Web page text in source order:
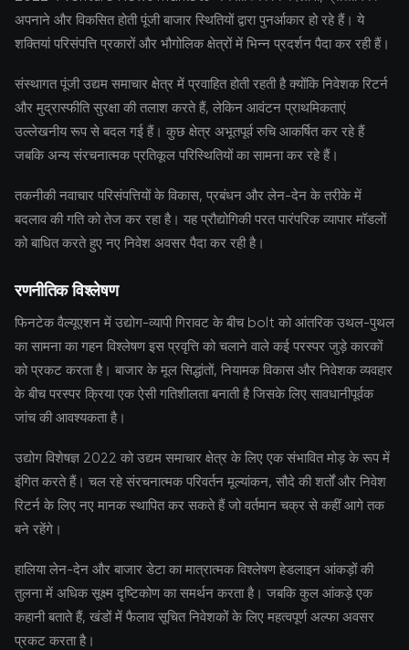
अपनाने और विकसित होती पूंजी बाजार स्थितियों द्वारा पुनर्आकार हो रहे हैं। ये
शक्तियां परिसंपत्ति प्रकारों और भौगोलिक क्षेत्रों में भिन्न प्रदर्शन पैदा कर रही हैं।
संस्थागत पूंजी उद्यम समाचार क्षेत्र में प्रवाहित होती रहती है क्योंकि निवेशक रिटर्न
और मुद्रास्फीति सुरक्षा की तलाश करते हैं, लेकिन आवंटन प्राथमिकताएं
उल्लेखनीय रूप से बदल गई हैं। कुछ क्षेत्र अभूतपूर्व रुचि आकर्षित कर रहे हैं
जबकि अन्य संरचनात्मक प्रतिकूल परिस्थितियों का सामना कर रहे हैं।
तकनीकी नवाचार परिसंपत्तियों के विकास, प्रबंधन और लेन-देन के तरीके में
बदलाव की गति को तेज कर रहा है। यह प्रौद्योगिकी परत पारंपरिक व्यापार मॉडलों
को बाधित करते हुए नए निवेश अवसर पैदा कर रही है।
रणनीतिक विश्लेषण
फिनटेक वैल्यूएशन में उद्योग-व्यापी गिरावट के बीच bolt को आंतरिक उथल-पुथल
का सामना का गहन विश्लेषण इस प्रवृत्ति को चलाने वाले कई परस्पर जुड़े कारकों
को प्रकट करता है। बाजार के मूल सिद्धांतों, नियामक विकास और निवेशक व्यवहार
के बीच परस्पर क्रिया एक ऐसी गतिशीलता बनाती है जिसके लिए सावधानीपूर्वक
जांच की आवश्यकता है।
उद्योग विशेषज्ञ 2022 को उद्यम समाचार क्षेत्र के लिए एक संभावित मोड़ के रूप में
इंगित करते हैं। चल रहे संरचनात्मक परिवर्तन मूल्यांकन, सौदे की शर्तों और निवेश
रिटर्न के लिए नए मानक स्थापित कर सकते हैं जो वर्तमान चक्र से कहीं आगे तक
बने रहेंगे।
हालिया लेन-देन और बाजार डेटा का मात्रात्मक विश्लेषण हेडलाइन आंकड़ों की
तुलना में अधिक सूक्ष्म दृष्टिकोण का समर्थन करता है। जबकि कुल आंकड़े एक
कहानी बताते हैं, खंडों में फैलाव सूचित निवेशकों के लिए महत्वपूर्ण अल्फा अवसर
प्रकट करता है।